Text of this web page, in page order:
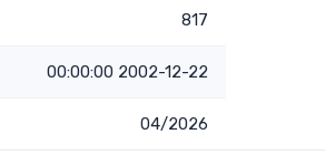
817
2002-12-22 00:00:00
04/2026